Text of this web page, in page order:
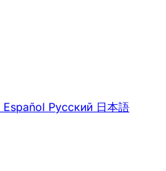
Español Русский 日本語